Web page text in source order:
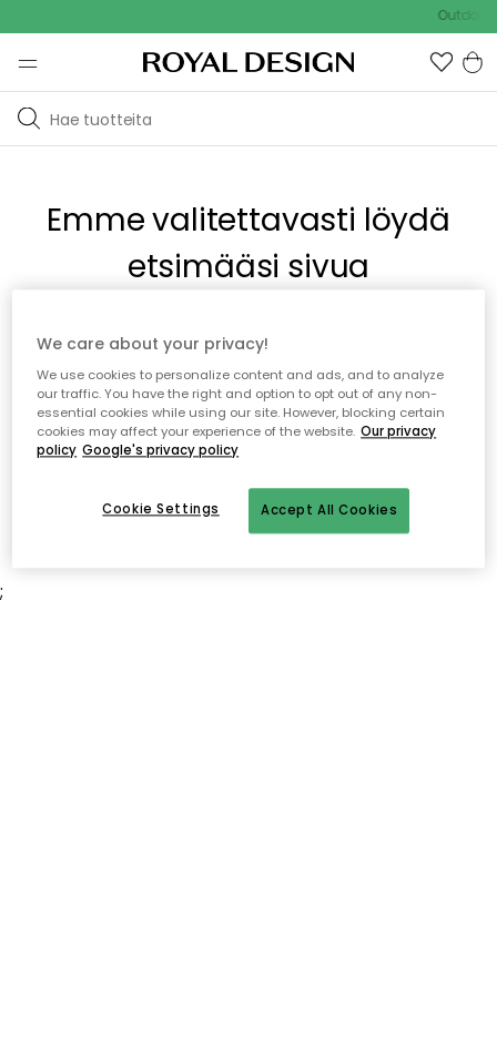
Outdoor
Emme valitettavasti löydä
etsimääsi sivua
Tämä voi johtua siitä, että sivua ei enää ole tai siitä, että se
on siirretty muualle. Pahoittelemme tästä mahdollisesti
aiheutunutta häiriötä. Voit kokeilla uudelleen yllä olevasta
valikosta tai siirtyä takaisin aloitussivustolle.
;
We care about your privacy!
We use cookies to personalize content and ads, and to analyze
our traffic. You have the right and option to opt out of any non-
essential cookies while using our site. However, blocking certain
cookies may affect your experience of the website. Our privacy
policy Google's privacy policy
Accept All Cookies
Cookie Settings